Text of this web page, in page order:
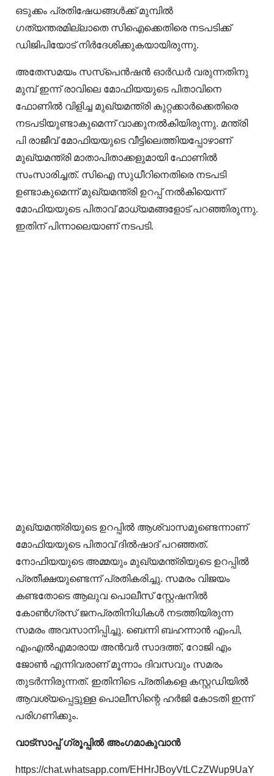
ഒടുക്കം പ്രതിഷേധങ്ങൾക്ക് മുമ്പിൽ
ഗത്യന്തരമില്ലാതെ സിഐക്കെതിരെ നടപടിക്ക്
ഡിജിപിയോട് നിർദേശിക്കുകയായിരുന്നു.
അതേസമയം സസ്പെൻഷൻ ഓർഡർ വരുന്നതിനു
മുമ്പ് ഇന്ന് രാവിലെ മോഫിയയുടെ പിതാവിനെ
ഫോണിൽ വിളിച്ച മുഖ്യമന്ത്രി കുറ്റക്കാർക്കെതിരെ
നടപടിയുണ്ടാകുമെന്ന് വാക്കുനൽകിയിരുന്നു. മന്ത്രി
പി രാജീവ് മോഫിയയുടെ വീട്ടിലെത്തിയപ്പോഴാണ്
മുഖ്യമന്ത്രി മാതാപിതാക്കളുമായി ഫോണിൽ
സംസാരിച്ചത്. സിഐ സുധീറിനെതിരെ നടപടി
ഉണ്ടാകുമെന്ന് മുഖ്യമന്ത്രി ഉറപ്പ് നൽകിയെന്ന്
മോഫിയയുടെ പിതാവ് മാധ്യമങ്ങളോട് പറഞ്ഞിരുന്നു.
ഇതിന് പിന്നാലെയാണ് നടപടി.
മുഖ്യമന്ത്രിയുടെ ഉറപ്പിൽ ആശ്വാസമുണ്ടെന്നാണ്
മോഫിയയുടെ പിതാവ് ദിൽഷാദ് പറഞ്ഞത്.
നോഫിയയുടെ അമ്മയും മുഖ്യമന്ത്രിയുടെ ഉറപ്പിൽ
പ്രതീക്ഷയുണ്ടെന്ന് പ്രതികരിച്ചു. സമരം വിജയം
കണ്ടതോടെ ആലുവ പൊലീസ് സ്റ്റേഷനില്‍
കോൺഗ്രസ് ജനപ്രതിനിധികൾ നടത്തിയിരുന്ന
സമരം അവസാനിപ്പിച്ചു. ബെന്നി ബഹന്നാന്‍ എംപി,
എംഎല്‍എമാരായ അന്‍വര്‍ സാദത്ത്, റോജി എം
ജോണ്‍ എന്നിവരാണ് മൂന്നാം ദിവസവും സമരം
തുടർന്നിരുന്നത്. ഇതിനിടെ പ്രതികളെ കസ്റ്റഡിയില്‍
ആവശ്യപ്പെട്ടുള്ള പൊലീസിന്റെ ഹര്‍ജി കോടതി ഇന്ന്
പരിഗണിക്കും.
വാട്‌സാപ്പ് ഗ്രൂപ്പിൽ അംഗമാകുവാൻ
https://chat.whatsapp.com/EHHrJBoyVtLCzZWup9UaY